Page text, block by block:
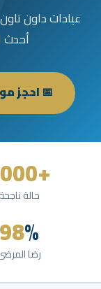
عيادات داون
أحدث
📅 احجز
+5000
حالة ناجحة
98%
رضا